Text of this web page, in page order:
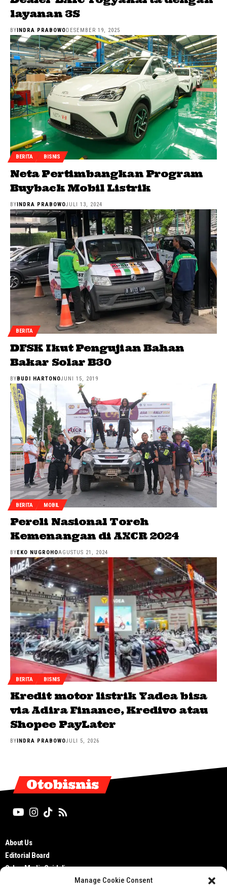
Manage Cookie Consent
layanan 3S
BYINDRA PRABOWODESEMBER 19, 2025
BERITA BISNIS
Neta Pertimbangkan Program
Buyback Mobil Listrik
BYINDRA PRABOWOJULI 13, 2024
BERITA
DFSK Ikut Pengujian Bahan
Bakar Solar B30
BYBUDI HARTONOJUNI 15, 2019
BERITA MOBIL
Pereli Nasional Toreh
Kemenangan di AXCR 2024
BY EKO NUGROHOAGUSTUS 21, 2024
BERITA BISNIS
Kredit motor listrik Yadea bisa
via Adira Finance, Kredivo atau
Shopee PayLater
BY INDRA PRABOWOJULI 5, 2026
Otobisnis
About Us
Editorial Board
Cyber Media Guidelines